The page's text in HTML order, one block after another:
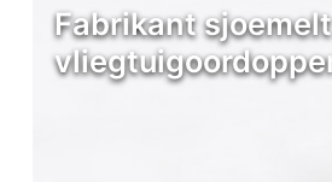
Fabrikant